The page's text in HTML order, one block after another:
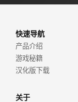
快速导航
产品介绍
游戏秘籍
汉化版下载
关于